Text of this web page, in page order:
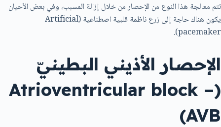
تتم معالجة هذا النوع من الإحصار من خلال إزالة المسبب، وفي بعض الأحيان
يكون هناك حاجة إلى زرع ناظمة قلبية اصطناعية (Artificial
pacemaker).
الإحصار الأذيني البطينيّ
(Atrioventricular block –
AVB)